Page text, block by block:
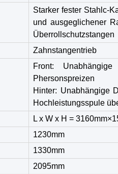
Starker fester Stahlc-
und ausgeglichener
Überrollschutzstangen
Zahnstangentrieb
Front:
Phersonspreizen
Hinter: Unabhängige
Hochleistungsspule
L x W x H =
1230mm
1330mm
2095mm